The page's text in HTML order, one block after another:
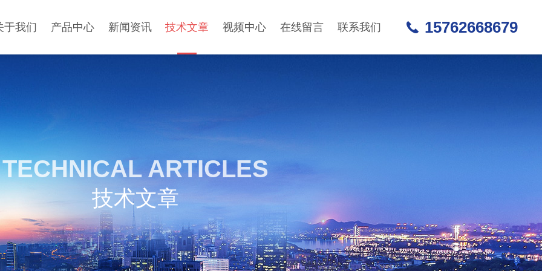
于我们 产品中心 新闻资讯 技术文章 视频中心 在线留言 联系我们 15762668679
TECHNICAL ARTICLES
技术文章